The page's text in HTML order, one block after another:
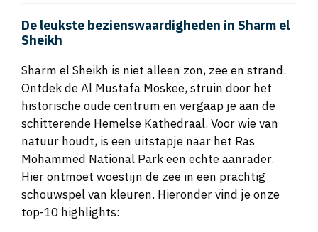
De leukste bezienswaardigheden in Sharm el
Sheikh
Sharm el Sheikh is niet alleen zon, zee en strand.
Ontdek de Al Mustafa Moskee, struin door het
historische oude centrum en vergaap je aan de
schitterende Hemelse Kathedraal. Voor wie van
natuur houdt, is een uitstapje naar het Ras
Mohammed National Park een echte aanrader.
Hier ontmoet woestijn de zee in een prachtig
schouwspel van kleuren. Hieronder vind je onze
top-10 highlights: